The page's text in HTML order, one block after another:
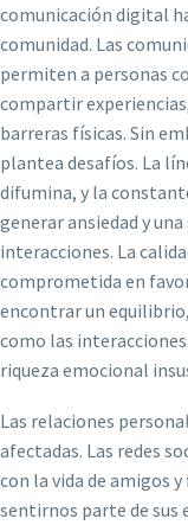
comunicación digital
comunidad. Las
permiten a personas
compartir
barreras físicas. Sin
plantea desafíos. La
difumina, y la
generar ansiedad y
interacciones. La
comprometida en
encontrar un
como las
riqueza emocional
Las relaciones
afectadas. Las redes
con la vida de amigos
sentirnos parte de sus